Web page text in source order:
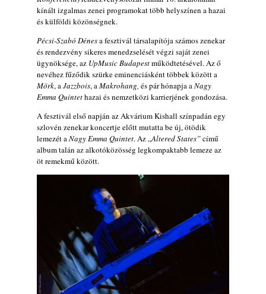
Ez lesz idén a Balaton legkedvesebb
eseménye: augusztus közepén érkezik a
Malomvölgy Fesztivál!
2026. augusztus 08.
2026-os jazzfesztiválok, amelyekről én is
tudok… 19. rész: XXXI. Szoboszlói
Dixieland Napok (Hajdúszoboszló – 2026.
augusztus 21-22-23.)
Jazz-rock albumok 1986-ból - Shakatak
„Into the Blue”
2026. augusztus 08.
Visions" lemezbemutató koncert
2026. augusztus 07.
Jazz-rock albumok 1985-ből - Issei Noro
„Sweet Sphere”
2026. augusztus 07.
Jazz-rock albumok 1984-ből - John Scofield
„Electric Outlet”
2026. augusztus 06.
kínált izgalmas zenei programokat több helyszínen a hazai
és külföldi közönségnek.
Pécsi-Szabó Dénesa fesztivál társalapítója számos zenekar
és rendezvény sikeres menedzselését végzi saját zenei
ügynöksége, az UpMusic Budapestműködtetésével. Az ő
nevéhez fűződik szürke eminenciásként többek között a
Mörk, aJazzbois, aMakrohang, és pár hónapja aNagy
Emma Quintethazai és nemzetközi karrierjének gondozása.
A fesztivál első napján az Akvárium Kishall színpadán egy
szlovén zenekar koncertje előtt mutatta be új, ötödik
lemezét aNagy Emma Quintet. Az „Altered States”című
album talán az alkotóközösség legkompaktabb lemeze az
öt remekmű között.